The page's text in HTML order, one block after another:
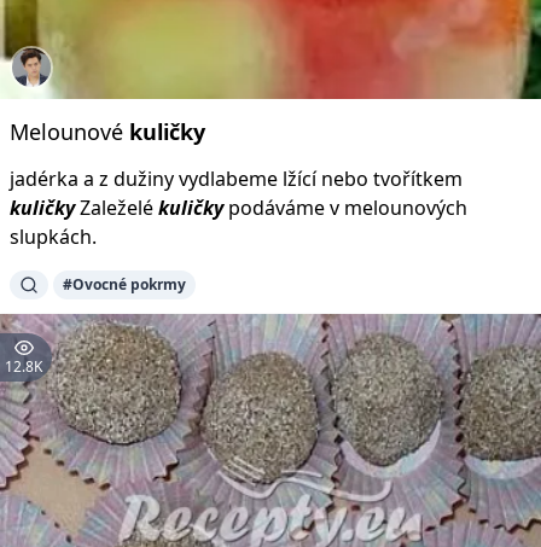
Melounové kuličky
jadérka a z dužiny vydlabeme lžící nebo tvořítkem
kuličkyZaleželékuličkypodáváme v melounových
slupkách.
#Ovocné pokrmy
12.8K